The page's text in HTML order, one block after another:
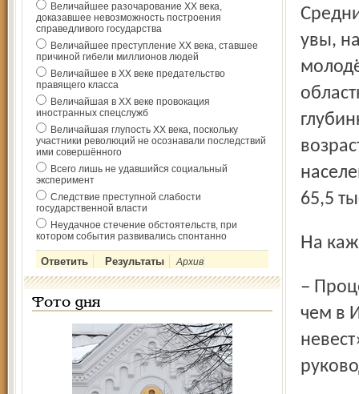
Величайшее разочарование ХХ века,
доказавшее невозможность построения
справедливого государства
Величайшее преступление ХХ века, ставшее
причиной гибели миллионов людей
Величайшее в ХХ веке предательство
правящего класса
Величайшая в ХХ веке провокация
иностранных спецслужб
Величайшая глупость ХХ века, поскольку
участники революций не осознавали последствий
ими совершённого
Всего лишь не удавшийся социальный
эксперимент
Следствие преступной слабости
государственной власти
Неудачное стечение обстоятельств, при
котором события развивались спонтанно
Архив
Фото дня
Средний возраст жителей области – сорок один год, что,
увы,
65,5
На
– Процент слабого пола в Ярославле сейчас даже выше,
чем в